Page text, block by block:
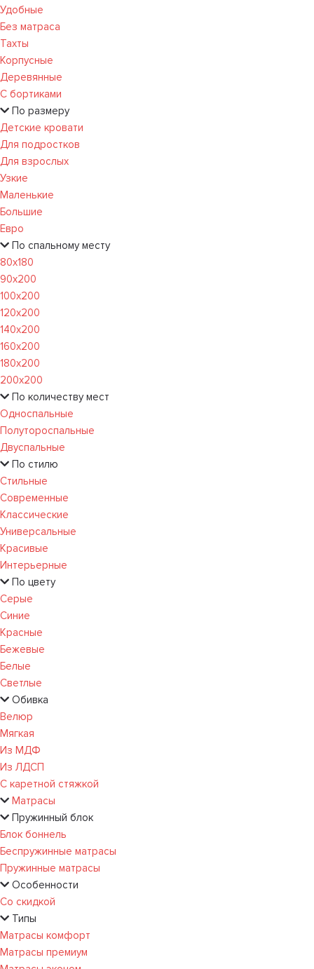
Удобные
Без матраса
Тахты
Корпусные
Деревянные
С бортиками
По размеру
Детские кровати
Для подростков
Для взрослых
Узкие
Маленькие
Большие
Евро
По спальному месту
80х180
90х200
100х200
120x200
140х200
160х200
180х200
200х200
По количеству мест
Односпальные
Полутороспальные
Двуспальные
По стилю
Стильные
Современные
Классические
Универсальные
Красивые
Интерьерные
По цвету
Серые
Синие
Красные
Бежевые
Белые
Светлые
Обивка
Велюр
Мягкая
Из МДФ
Из ЛДСП
С каретной стяжкой
Матрасы
Пружинный блок
Блок боннель
Беспружинные матрасы
Пружинные матрасы
Особенности
Со скидкой
Типы
Матрасы комфорт
Матрасы премиум